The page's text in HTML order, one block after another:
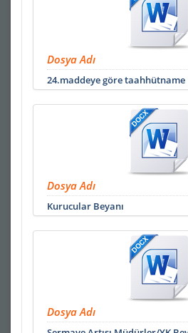
Dosya Adı
24.maddeye göre taahhütname
Dosya Adı
Kurucular Beyanı
Dosya Adı